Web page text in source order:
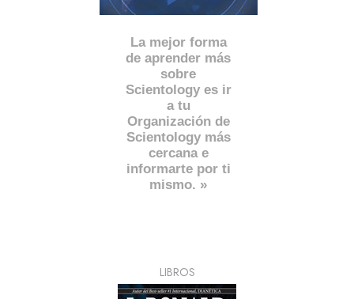
La mejor forma
de aprender más
sobre
Scientology es ir
a tu
Organización de
Scientology más
cercana e
informarte por ti
mismo. »
LIBROS